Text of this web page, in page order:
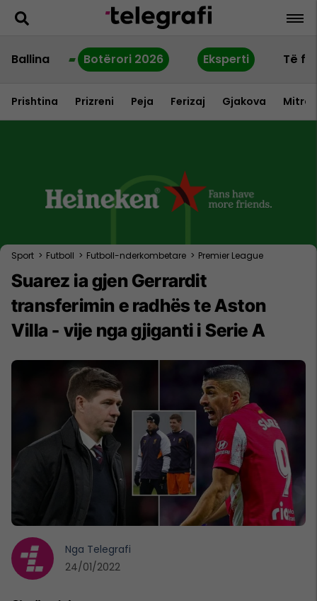
Ballina Botërori 2026 Eksperti Të
Prishtina Prizreni Peja Ferizaj Gjakova
Sport > Futboll > Futboll-nderkombetare > Premier League
Suarez ia gjen Gerrardit
transferimin e radhës te Aston
Villa - vije nga gjiganti i Serie A
Nga Telegrafi
24/01/2022